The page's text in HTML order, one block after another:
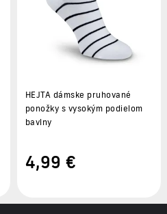
HEJTA dámske pruhované
ponožky s vysokým podielom
bavlny
4,99 €